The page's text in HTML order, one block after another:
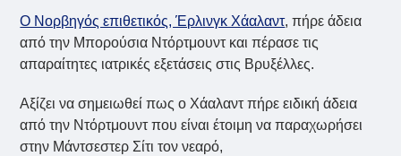
Ο Νορβηγός επιθετικός, Έρλινγκ Χάαλαντ, πήρε άδεια
από την Μπορούσια Ντόρτμουντ και πέρασε τις
απαραίτητες ιατρικές εξετάσεις στις Βρυξέλλες.
Αξίζει να σημειωθεί πως ο Χάαλαντ πήρε ειδική άδεια
από την Ντόρτμουντ που είναι έτοιμη να παραχωρήσει
στην Μάντσεστερ Σίτι τον νεαρό,